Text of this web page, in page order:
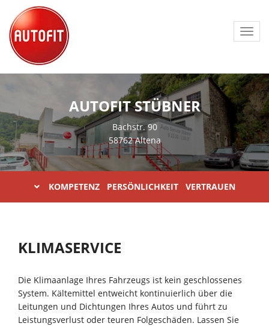
AUTOFIT STÜBNER
Bachstr. 90
58762 Altena
KOMPETENZ PERSÖNLICHKEIT VERTRAUEN
KLIMASERVICE
Die Klimaanlage Ihres Fahrzeugs ist kein geschlossenes
System. Kältemittel entweicht kontinuierlich über die
Leitungen und Dichtungen Ihres Autos und führt zu
Leistungsverlust oder teuren Folgeschäden. Lassen Sie